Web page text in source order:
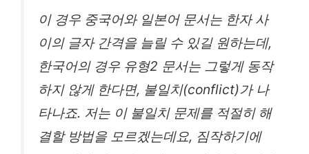
이 경우 중국어와 일본어 문서는 한자 사
이의 글자 간격을 늘릴 수 있길 원하는데,
한국어의 경우 유형2 문서는 그렇게 동작
하지 않게 한다면, 불일치(conflict)가 나
타나죠. 저는 이 불일치 문제를 적절히 해
결할 방법을 모르겠는데요, 짐작하기에